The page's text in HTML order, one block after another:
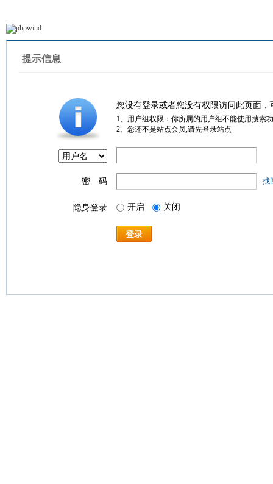
提示信息
您没有登录或者您没有权限访问此页面
1、用户组权限：你所属的用户组不能使用搜索
2、您还不是站点会员,请先登录站点
密 码 找
隐身登录 开启 关闭
登录